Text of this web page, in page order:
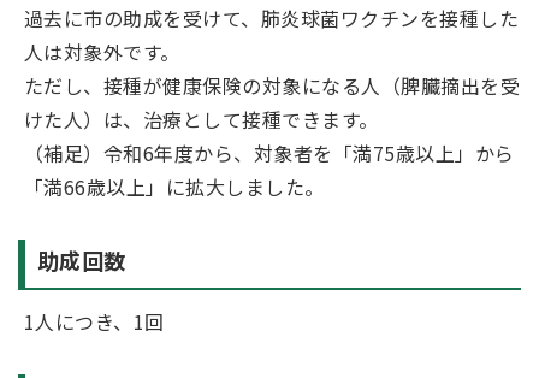
過去に市の助成を受けて、肺炎球菌ワクチンを接種した
人は対象外です。
ただし、接種が健康保険の対象になる人（脾臓摘出を受
けた人）は、治療として接種できます。
（補足）令和6年度から、対象者を「満75歳以上」から
「満66歳以上」に拡大しました。
助成回数
1人につき、1回